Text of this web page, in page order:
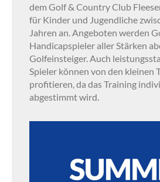
dem Golf & Country Club
für Kinder und Jugendliche
Jahren an. Angeboten werden
Handicapspieler aller Stärken
Golfeinsteiger. Auch
Spieler können von den kleinen
profitieren, da das Training
abgestimmt wird.